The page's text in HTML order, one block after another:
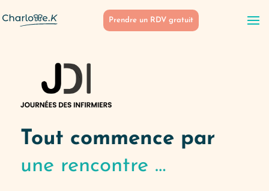
Prendre un RDV gratuit
Tout commence par
une rencontre …